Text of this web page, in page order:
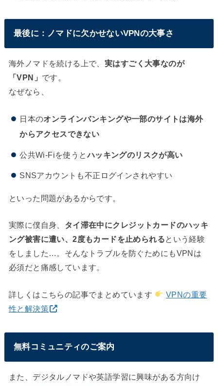
最後に：ノマドに欠かせないVPNの大事さ
海外ノマドを続ける上で、 実はすごく大事なのが
「VPN」 です。
なぜなら、
日本のオンラインバンキングや一部のサイトは海外
からアクセスできない
公共Wi-Fiを使うとハッキングのリスクが高い
SNSアカウントも不正ログインされやすい
といった問題があるからです。
実際に僕自身、 タイ滞在中にクレジットカードのハッキ
ング被害に遭い、2度もカードを止められるという経験
をしました…。そんなトラブルを防ぐためにもVPNは
必須だと痛感しています。
詳しくはこちらの記事でまとめています
VPNの重要
性と解決策
無料コミュニティのご案内
また、デジタルノマドや英語学習に興味がある方向け